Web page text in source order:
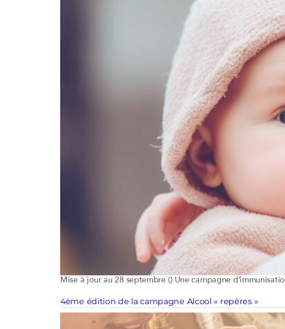
Mise à jour au 28 septembre () Une campagne
4ème édition de la campagne Alcool « repères »